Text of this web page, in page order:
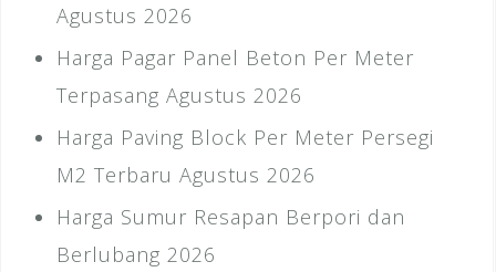
Agustus 2026
Harga Pagar Panel Beton Per Meter
Terpasang Agustus 2026
Harga Paving Block Per Meter Persegi
M2 Terbaru Agustus 2026
Harga Sumur Resapan Berpori dan
Berlubang 2026